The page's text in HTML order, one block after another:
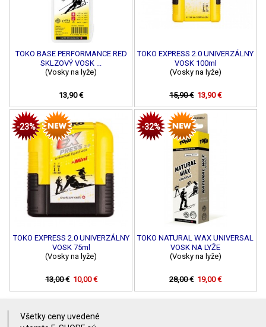
TOKO BASE PERFORMANCE RED
SKLZOVÝ VOSK ...
(Vosky na lyže)
13,90 €
TOKO EXPRESS 2.0 UNIVERZÁLNY
VOSK 100ml
(Vosky na lyže)
15,90 € 13,90 €
-23%
TOKO EXPRESS 2.0 UNIVERZÁLNY
VOSK 75ml
(Vosky na lyže)
13,00 € 10,00 €
-32%
TOKO NATURAL WAX UNIVERSAL
VOSK NA LYŽE
(Vosky na lyže)
28,00 € 19,00 €
Všetky ceny uvedené